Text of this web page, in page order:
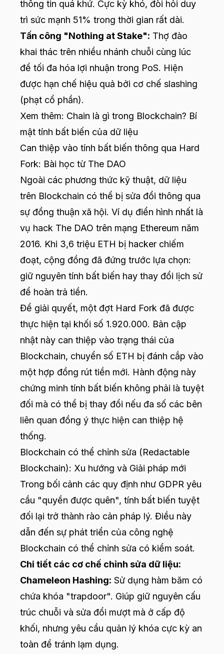
thông tin quá khứ. Cực kỳ khó, đòi hỏi duy
trì sức mạnh 51% trong thời gian rất dài.
Tấn công "Nothing at Stake": Thợ đào
khai thác trên nhiều nhánh chuỗi cùng lúc
để tối đa hóa lợi nhuận trong PoS. Hiện
được hạn chế hiệu quả bởi cơ chế slashing
(phạt cổ phần).
Xem thêm: Chain là gì trong Blockchain? Bí
mật tính bất biến của dữ liệu
Can thiệp vào tính bất biến thông qua Hard
Fork: Bài học từ The DAO
Ngoài các phương thức kỹ thuật, dữ liệu
trên Blockchain có thể bị sửa đổi thông qua
sự đồng thuận xã hội. Ví dụ điển hình nhất là
vụ hack The DAO trên mạng Ethereum năm
2016. Khi 3,6 triệu ETH bị hacker chiếm
đoạt, cộng đồng đã đứng trước lựa chọn:
giữ nguyên tính bất biến hay thay đổi lịch sử
để hoàn trả tiền.
Để giải quyết, một đợt Hard Fork đã được
thực hiện tại khối số 1.920.000. Bản cập
nhật này can thiệp vào trạng thái của
Blockchain, chuyển số ETH bị đánh cắp vào
một hợp đồng rút tiền mới. Hành động này
chứng minh tính bất biến không phải là tuyệt
đối mà có thể bị thay đổi nếu đa số các bên
liên quan đồng ý thực hiện can thiệp hệ
thống.
Blockchain có thể chỉnh sửa (Redactable
Blockchain): Xu hướng và Giải pháp mới
Trong bối cảnh các quy định như GDPR yêu
cầu "quyền được quên", tính bất biến tuyệt
đối lại trở thành rào cản pháp lý. Điều này
dẫn đến sự phát triển của công nghệ
Blockchain có thể chỉnh sửa có kiểm soát.
Chi tiết các cơ chế chỉnh sửa dữ liệu:
Chameleon Hashing: Sử dụng hàm băm có
chứa khóa "trapdoor". Giúp giữ nguyên cấu
trúc chuỗi và sửa đổi mượt mà ở cấp độ
khối, nhưng yêu cầu quản lý khóa cực kỳ an
toàn để tránh lạm dụng.